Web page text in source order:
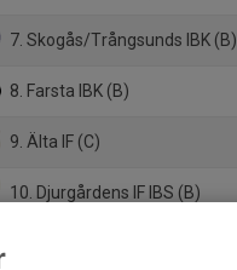
7. Skogås/Trångsunds IBK (B)
8. Farsta IBK (B)
9. Älta IF (C)
10. Djurgårdens IF IBS (B)